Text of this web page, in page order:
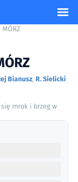
MÓRZ
Bianusz, R. Sielicki
się mrok i brzeg w